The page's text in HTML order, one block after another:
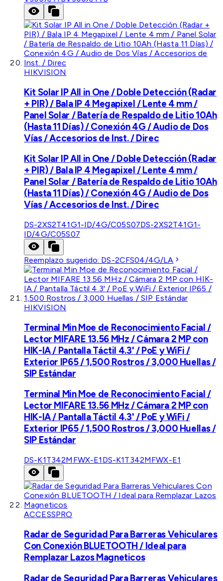
HIKVISION
Kit Solar IP All in One / Doble Detección (Radar
+ PIR) / Bala IP 4 Megapixel / Lente 4 mm /
Panel Solar / Batería de Respaldo de Litio 10Ah
(Hasta 11 Días) / Conexión 4G / Audio de Dos
Vías / Accesorios de Inst. / Direc
Kit Solar IP All in One / Doble Detección (Radar
+ PIR) / Bala IP 4 Megapixel / Lente 4 mm /
Panel Solar / Batería de Respaldo de Litio 10Ah
(Hasta 11 Días) / Conexión 4G / Audio de Dos
Vías / Accesorios de Inst. / Direc
DS-2XS2T41G1-ID/4G/C05S07DS-2XS2T41G1-
ID/4G/C05S07
Reemplazo sugerido: DS-2CFS04/4G/LA
HIKVISION
Terminal Min Moe de Reconocimiento Facial /
Lector MIFARE 13.56 MHz / Cámara 2 MP con
HIK-IA / Pantalla Táctil 4.3' / PoE y WiFi /
Exterior IP65 / 1,500 Rostros / 3,000 Huellas /
SIP Estándar
Terminal Min Moe de Reconocimiento Facial /
Lector MIFARE 13.56 MHz / Cámara 2 MP con
HIK-IA / Pantalla Táctil 4.3' / PoE y WiFi /
Exterior IP65 / 1,500 Rostros / 3,000 Huellas /
SIP Estándar
DS-K1T342MFWX-E1 DS-K1T342MFWX-E1
ACCESSPRO
Radar de Seguridad Para Barreras Vehiculares
Con Conexión BLUETOOTH / Ideal para
Remplazar Lazos Magneticos
Radar de Seguridad Para Barreras Vehiculares